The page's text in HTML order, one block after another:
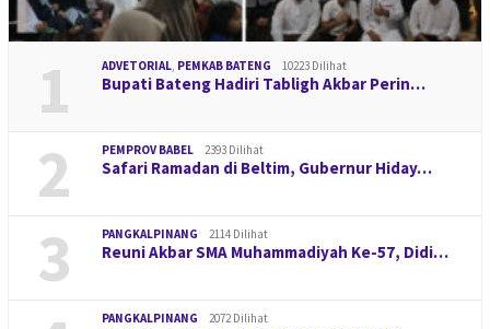
1 ADVETORIAL, PEMKAB BATENG 10223 Dilihat
Bupati Bateng Hadiri Tabligh Akbar Perin…
2 PEMPROV BABEL 2393 Dilihat
Safari Ramadan di Beltim, Gubernur Hiday…
3 PANGKALPINANG 2114 Dilihat
Reuni Akbar SMA Muhammadiyah Ke-57, Didi…
PANGKALPINANG 2072 Dilihat